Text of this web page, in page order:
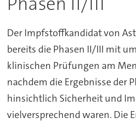
Der Impfstoffkandidat von
bereits die Phasen II/III mit
klinischen Prüfungen am
nachdem die Ergebnisse der
hinsichtlich Sicherheit und
vielversprechend waren. Die